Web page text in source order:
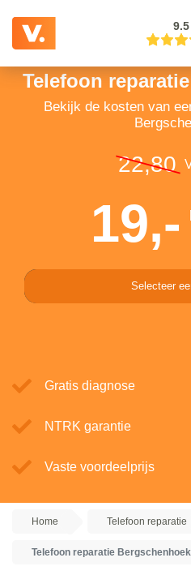
9.5
Telefoon
Bekijk de kosten van
22,80
19,-
Selecteer
Gratis diagnose
NTRK garantie
Vaste voordeelprijs
Home Telefoon reparatie
Telefoon reparatie Bergschenhoek